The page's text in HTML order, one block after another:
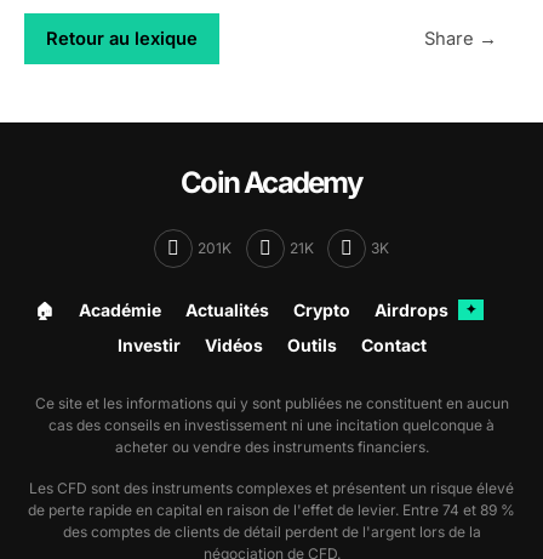
Retour au lexique Share →
Coin Academy
201K 21K 3K
🏠︎ Académie Actualités Crypto Airdrops ✦
Investir Vidéos Outils Contact
Ce site et les informations qui y sont publiées ne constituent en aucun
cas des conseils en investissement ni une incitation quelconque à
acheter ou vendre des instruments financiers.
Les CFD sont des instruments complexes et présentent un risque élevé
de perte rapide en capital en raison de l'effet de levier. Entre 74 et 89 %
des comptes de clients de détail perdent de l'argent lors de la
négociation de CFD.